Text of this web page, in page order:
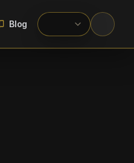
Blog